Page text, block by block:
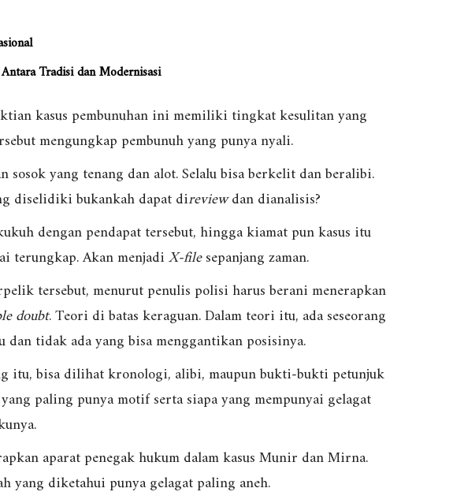
Tradisi dan Modernisasi
kasus pembunuhan ini memiliki tingkat kesulitan yang
mengungkap pembunuh yang punya nyali.
sosok yang tenang dan alot. Selalu bisa berkelit dan beralibi.
diselidiki bukankah dapat direviewdan dianalisis?
dengan pendapat tersebut, hingga kiamat pun kasus itu
terungkap. Akan menjadiX-filesepanjang zaman.
tersebut, menurut penulis polisi harus berani menerapkan
doubt. Teori di batas keraguan. Dalam teori itu, ada seseorang
dan tidak ada yang bisa menggantikan posisinya.
itu, bisa dilihat kronologi, alibi, maupun bukti-bukti petunjuk
paling punya motif serta siapa yang mempunyai gelagat
aparat penegak hukum dalam kasus Munir dan Mirna.
yang diketahui punya gelagat paling aneh.